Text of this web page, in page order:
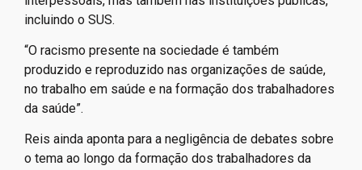
incluindo o SUS.
“O racismo presente na sociedade é também
produzido e reproduzido nas organizações de saúde,
no trabalho em saúde e na formação dos trabalhadores
da saúde”.
Reis ainda aponta para a negligência de debates sobre
o tema ao longo da formação dos trabalhadores da